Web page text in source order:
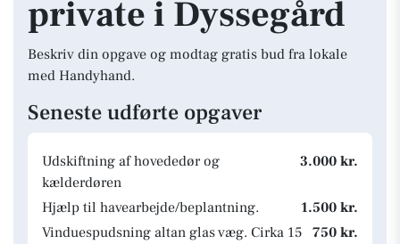
private i Dyssegård
Beskriv din opgave og modtag gratis bud fra lokale
med Handyhand.
Seneste udførte opgaver
Udskiftning af hovededør og
kælderdøren
3.000 kr.
Hjælp til havearbejde/beplantning.
1.500 kr.
Vinduespudsning altan glas væg. Cirka 15 750 kr.